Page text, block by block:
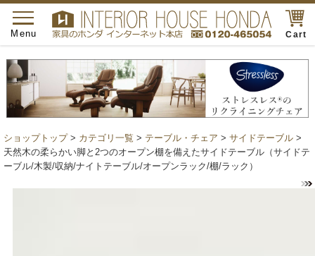
Cart
toggle
navigation
Menu
ショップトップ> カテゴリ一覧 > テーブル・チェア > サイドテーブル >
天然木の柔らかい脚と2つのオープン棚を備えたサイドテーブル（サイドテ
ーブル/木製/収納/ナイトテーブル/オープンラック/棚/ラック）